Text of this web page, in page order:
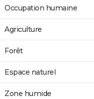
Occupation humaine
Agriculture
Forêt
Espace naturel
Zone humide